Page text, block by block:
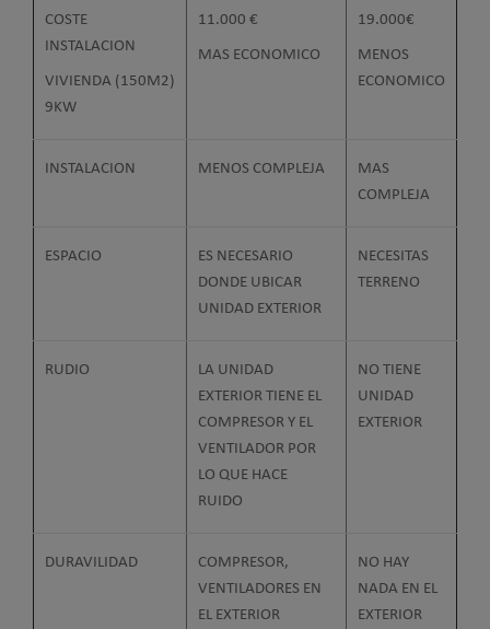
COSTE
INSTALACION
VIVIENDA (150M2)
9KW
11.000 €
MAS ECONOMICO
19.000€
MENOS
ECONOMICO
INSTALACION MENOS COMPLEJA
MAS
COMPLEJA
ESPACIO
ES NECESARIO
DONDE UBICAR
UNIDAD EXTERIOR
NECESITAS
TERRENO
RUDIO
LA UNIDAD
EXTERIOR TIENE EL
COMPRESOR Y EL
VENTILADOR POR
LO QUE HACE
RUIDO
NO TIENE
UNIDAD
EXTERIOR
DURAVILIDAD
COMPRESOR,
VENTILADORES EN
EL EXTERIOR
NO HAY
NADA EN EL
EXTERIOR